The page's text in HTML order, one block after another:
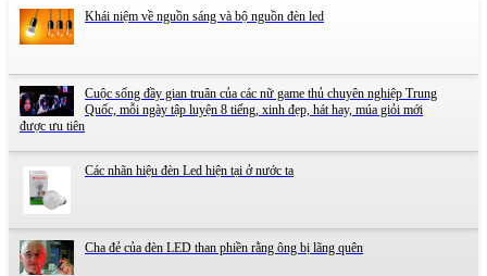
Khái niệm về nguồn sáng và bộ nguồn đèn led
Cuộc sống đầy gian truân của các nữ game thủ chuyên nghiệp Trung
Quốc, mỗi ngày tập luyện 8 tiếng, xinh đẹp, hát hay, múa giỏi mới
được ưu tiên
Các nhãn hiệu đèn Led hiện tại ở nước ta
Cha đẻ của đèn LED than phiền rằng ông bị lãng quên